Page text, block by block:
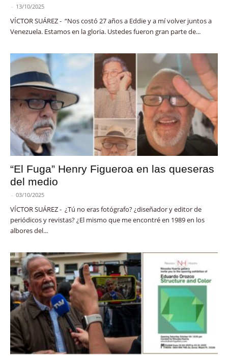
- 13/10/2025
VÍCTOR SUÁREZ - “Nos costó 27 años a Eddie y a mí volver juntos a
Venezuela. Estamos en la gloria. Ustedes fueron gran parte de...
“El Fuga” Henry Figueroa en las queseras
del medio
- 03/10/2025
VÍCTOR SUÁREZ - ¿Tú no eras fotógrafo? ¿diseñador y editor de
periódicos y revistas? ¿El mismo que me encontré en 1989 en los
albores del...